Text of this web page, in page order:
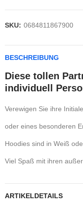
SKU: 0684811867900
BESCHREIBUNG
Diese tollen
individuell
Verewigen Sie ihre
oder eines besonderen
Hoodies sind in Weiß
Viel Spaß mit ihren
ARTIKELDETAILS